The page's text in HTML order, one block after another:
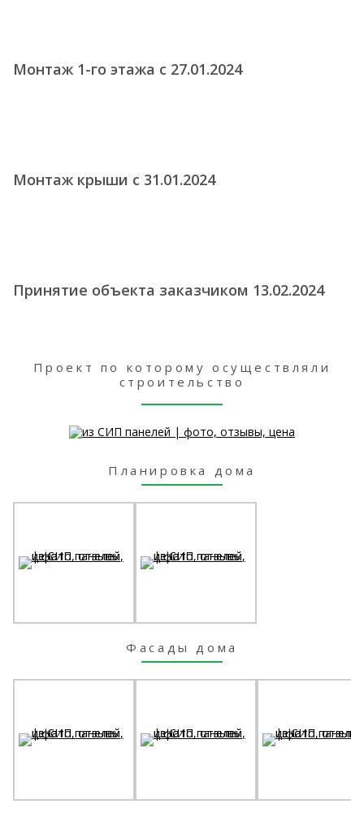
Монтаж 1-го этажа с 27.01.2024
Монтаж крыши c 31.01.2024
Принятие объекта заказчиком 13.02.2024
Проект по которому осуществляли
строительство
Планировка дома
Фасады дома